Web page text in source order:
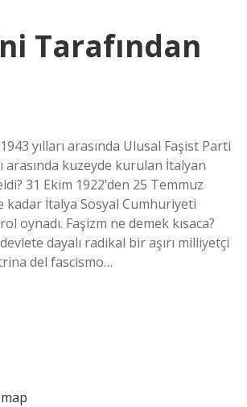
Tarafından
yılları arasında Ulusal Faşist Parti
arasında kuzeyde kurulan İtalyan
31 Ekim 1922’den 25 Temmuz
kadar İtalya Sosyal Cumhuriyeti
oynadı. Faşizm ne demek kısaca?
dayalı radikal bir aşırı milliyetçi
del fascismo…